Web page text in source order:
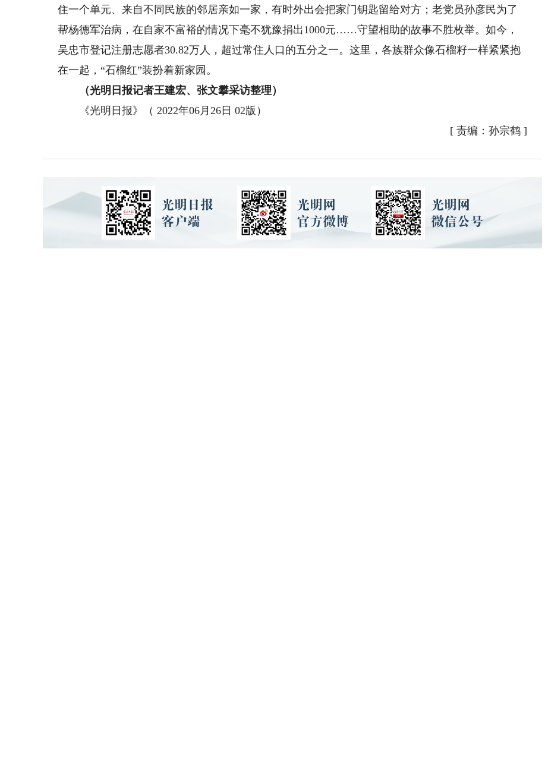
住一个单元、来自不同民族的邻居亲如一家，有时外出会把家门钥匙留给对方；老党员孙彦民为了
帮杨德军治病，在自家不富裕的情况下毫不犹豫捐出1000元……守望相助的故事不胜枚举。如今，
吴忠市登记注册志愿者30.82万人，超过常住人口的五分之一。这里，各族群众像石榴籽一样紧紧抱
在一起，“石榴红”装扮着新家园。
（光明日报记者王建宏、张文攀采访整理）
《光明日报》（ 2022年06月26日 02版）
[ 责编：孙宗鹤]